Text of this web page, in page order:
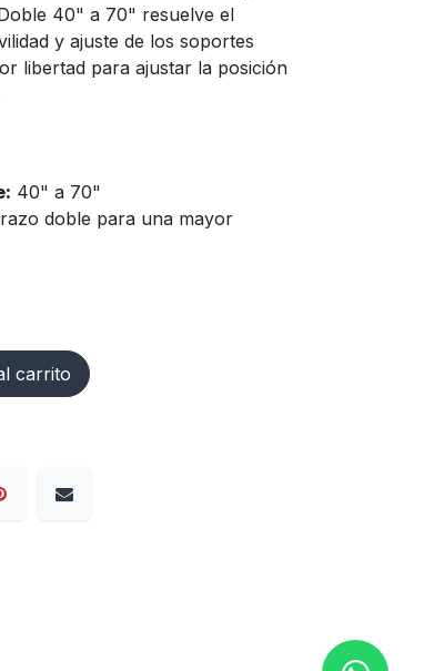
40" a 70" resuelve el
y ajuste de los soportes
libertad para ajustar la posición
40" a 70"
doble para una mayor
carrito